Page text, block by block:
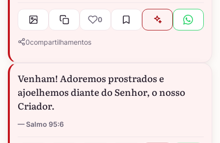
0
0compartilhamentos
Venham! Adoremos prostrados e
ajoelhemos diante do Senhor, o nosso
Criador.
Salmo 95:6